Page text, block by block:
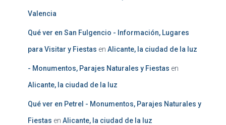
Valencia
Qué ver en San Fulgencio - Información, Lugares
para Visitar y Fiestas en Alicante, la ciudad de la luz
- Monumentos, Parajes Naturales y Fiestas en
Alicante, la ciudad de la luz
Qué ver en Petrel - Monumentos, Parajes Naturales y
Fiestas en Alicante, la ciudad de la luz